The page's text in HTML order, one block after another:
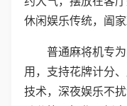
休闲娱乐传统，阖家
普通麻将机专
用，支持花牌计分
技术，深夜娱乐不